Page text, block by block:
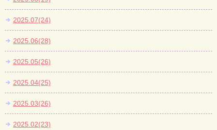
2025.07(24)
2025.06(28)
2025.05(26)
2025.04(25)
2025.03(26)
2025.02(23)